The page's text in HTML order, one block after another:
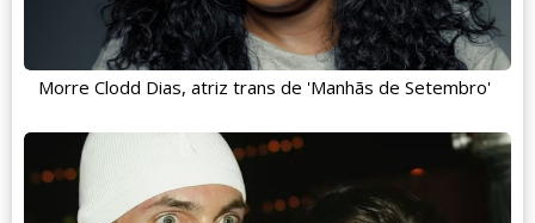
Morre Clodd Dias, atriz trans de 'Manhãs de Setembro'